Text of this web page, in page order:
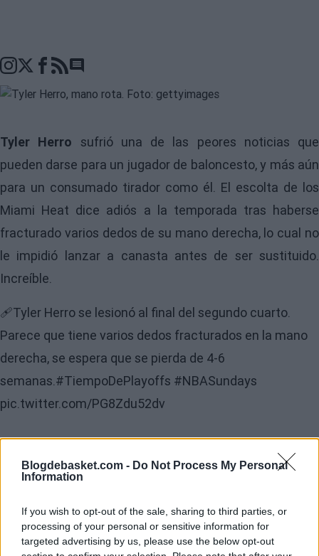
Blogdebasket.com - Do Not Process My Personal
Information
If you wish to opt-out of the sale, sharing to third parties, or
processing of your personal or sensitive information for
targeted advertising by us, please use the below opt-out
Go to comments seciton
Tyler Herro sufrió una de las peores noticias que
pueden darse para un jugador de baloncesto, y más aún
para un consumado tirador como él. El escolta de los
Miami Heat dice adiós a la temporada tras haberse
fracturado varios dedos de su mano derecha, lo cual no
le impidió lanzar a canasta antes de ser sustituido.
Increíble.
🩹Tyler Herro se lesionó al final del segundo cuarto.
Parece que tiene varios dedos fracturados en la mano
derecha, se espera que se pierda de 4-6
semanas.#TiempoDePlayoffs #NBASundays
pic.twitter.com/PG8Zdu52dv